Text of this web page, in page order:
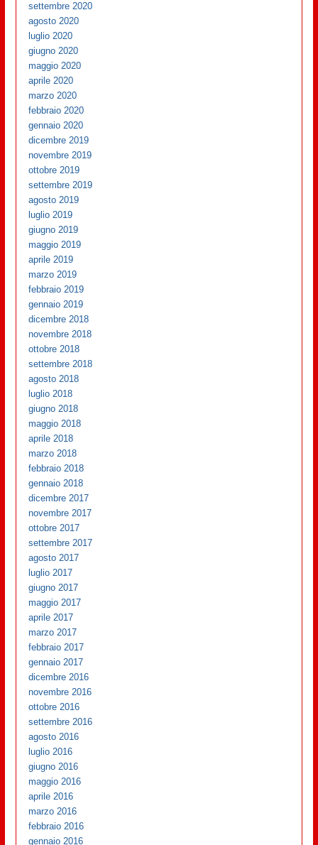
settembre 2020
agosto 2020
luglio 2020
giugno 2020
maggio 2020
aprile 2020
marzo 2020
febbraio 2020
gennaio 2020
dicembre 2019
novembre 2019
ottobre 2019
settembre 2019
agosto 2019
luglio 2019
giugno 2019
maggio 2019
aprile 2019
marzo 2019
febbraio 2019
gennaio 2019
dicembre 2018
novembre 2018
ottobre 2018
settembre 2018
agosto 2018
luglio 2018
giugno 2018
maggio 2018
aprile 2018
marzo 2018
febbraio 2018
gennaio 2018
dicembre 2017
novembre 2017
ottobre 2017
settembre 2017
agosto 2017
luglio 2017
giugno 2017
maggio 2017
aprile 2017
marzo 2017
febbraio 2017
gennaio 2017
dicembre 2016
novembre 2016
ottobre 2016
settembre 2016
agosto 2016
luglio 2016
giugno 2016
maggio 2016
aprile 2016
marzo 2016
febbraio 2016
gennaio 2016